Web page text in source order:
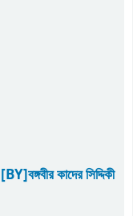
[BY]বঙ্গবীর কাদের সিদ্দিকী